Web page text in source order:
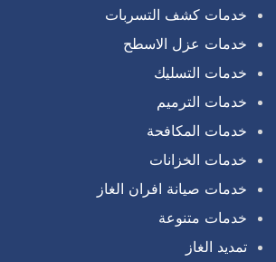
خدمات كشف التسربات
خدمات عزل الاسطح
خدمات التسليك
خدمات الترميم
خدمات المكافحة
خدمات الخزانات
خدمات صيانة افران الغاز
خدمات متنوعة
تمديد الغاز